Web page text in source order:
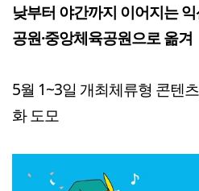
낮부터 야간까지 이어지는
공원·중앙체육공원으로 옮겨
5월 1~3일 개최체류형 콘텐
화 도모